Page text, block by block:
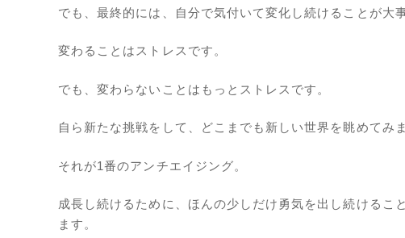
でも、最終的には、自分で気付いて変化し続けることが大
変わることはストレスです。
でも、変わらないことはもっとストレスです。
自ら新たな挑戦をして、どこまでも新しい世界を眺めてみ
それが1番のアンチエイジング。
成長し続けるために、ほんの少しだけ勇気を出し続けるこ
ます。